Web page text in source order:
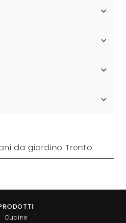
da giardino Trento
Cucine